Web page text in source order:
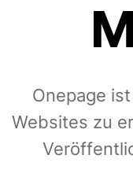
Onepage
Websites zu